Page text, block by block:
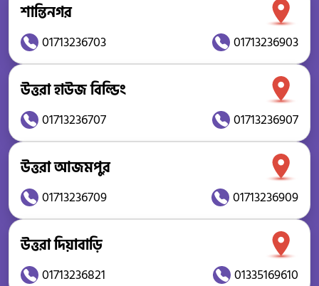
শান্তিনগর
01713236703 01713236903
উত্তরা হাউজ বিল্ডিং
01713236707 01713236907
উত্তরা আজমপুর
01713236709 01713236909
উত্তরা দিয়াবাড়ি
01713236821 01335169610